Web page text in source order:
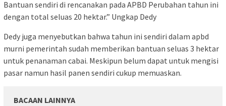
Bantuan sendiri di rencanakan pada APBD Perubahan tahun ini
dengan total seluas 20 hektar.” Ungkap Dedy
Dedy juga menyebutkan bahwa tahun ini sendiri dalam apbd
murni pemerintah sudah memberikan bantuan seluas 3 hektar
untuk penanaman cabai. Meskipun belum dapat untuk mengisi
pasar namun hasil panen sendiri cukup memuaskan.
BACAAN LAINNYA